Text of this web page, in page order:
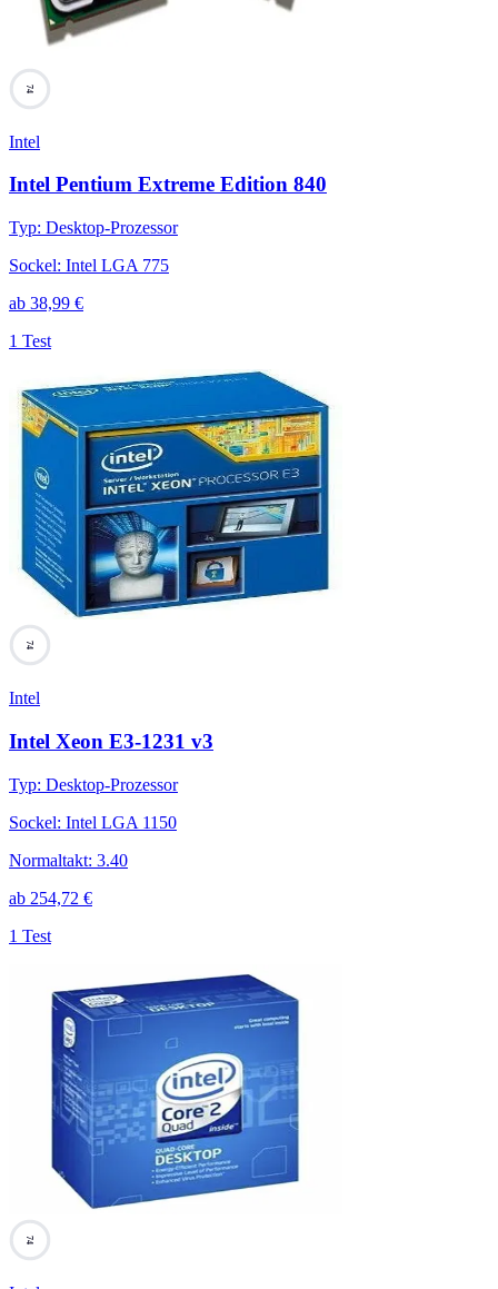
74
Intel
Intel Pentium Extreme Edition 840
Typ: Desktop-Prozessor
Sockel: Intel LGA 775
ab 38,99 €
1 Test
74
Intel
Intel Xeon E3-1231 v3
Typ: Desktop-Prozessor
Sockel: Intel LGA 1150
Normaltakt: 3.40
ab 254,72 €
1 Test
74